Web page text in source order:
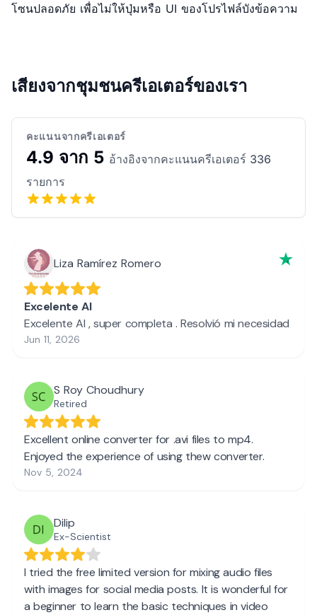
โซนปลอดภัย เพื่อไม่ให้ปุ่มหรือ UI ของโปรไฟล์บังข้อความ
เสียงจากชุมชนครีเอเตอร์ของเรา
คะแนนจากครีเอเตอร์
4.9 จาก 5 อ้างอิงจากคะแนนครีเอเตอร์ 336
รายการ